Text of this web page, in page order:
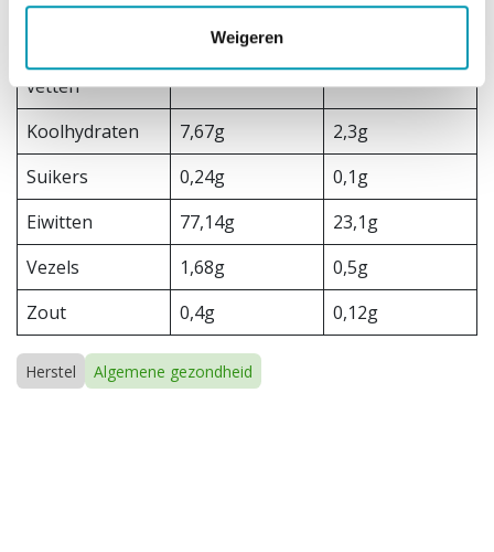
Weigeren
Vetten
3,51g
1,1g
vetten
Koolhydraten 7,67g
2,3g
Suikers
0,24g
0,1g
Eiwitten
77,14g
23,1g
Vezels
1,68g
0,5g
Zout
0,4g 0,12g
Herstel Algemene gezondheid